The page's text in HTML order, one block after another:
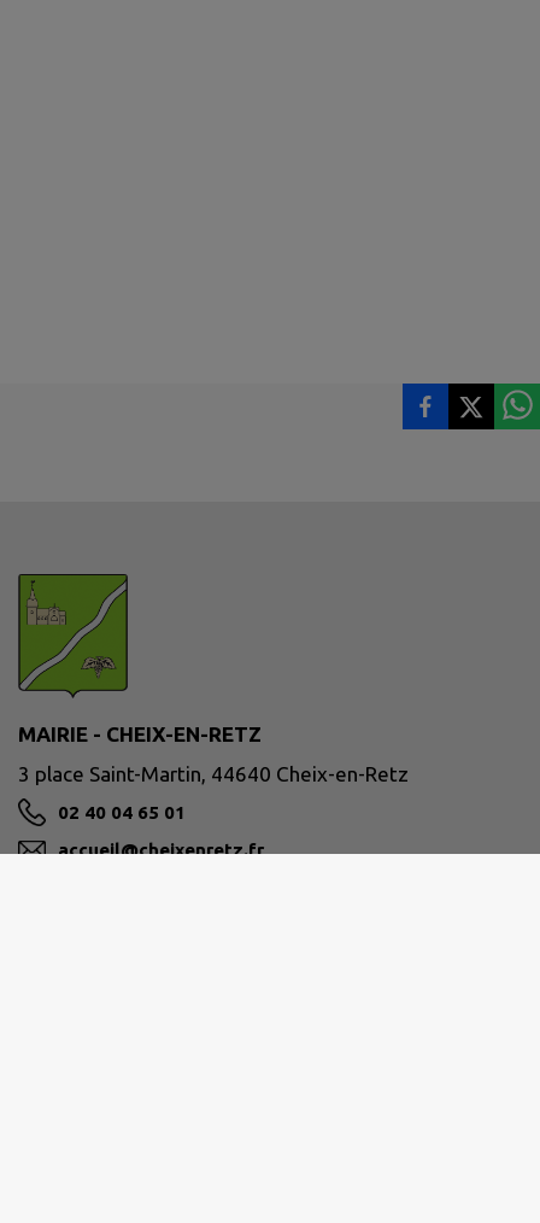
MAIRIE - CHEIX-EN-RETZ
3 place Saint-Martin, 44640 Cheix-en-Retz
02 40 04 65 01
accueil@cheixenretz.fr